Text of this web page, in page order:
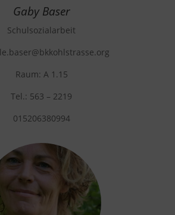
Gaby Baser
Schulsozialarbeit
@bkkohlstrasse.org
Raum: A 1.15
Tel.: 563 – 2219
015206380994